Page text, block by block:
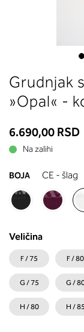
to
the
beginning
the
images
Grudnjak
»Opal« -
6.690,00 RSD
Na zalihi
BOJA CE - šlag
Veličina
F / 75 F / 80
G / 75 G /
H / 80 H / 85